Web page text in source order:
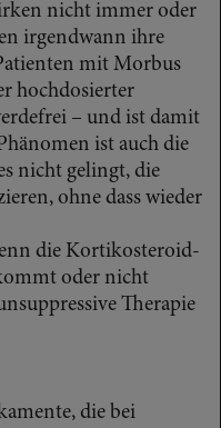
nicht immer oder
irgendwann ihre
mit Morbus
hochdosierter
– und ist damit
ist auch die
nicht gelingt, die
ohne dass wieder
die Kortikosteroid-
oder nicht
Therapie
die bei